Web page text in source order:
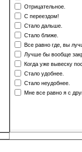
Отрицательное.
С переездом!
Стало дальше.
Стало ближе.
Все равно где, вы
Лучше бы вообще
Когда уже вывеску
Стало удобнее.
Стало неудобнее.
Мне все равно я с